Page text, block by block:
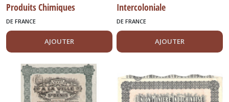
Produits Chimiques
DE FRANCE
AJOUTER
Intercoloniale
DE FRANCE
AJOUTER